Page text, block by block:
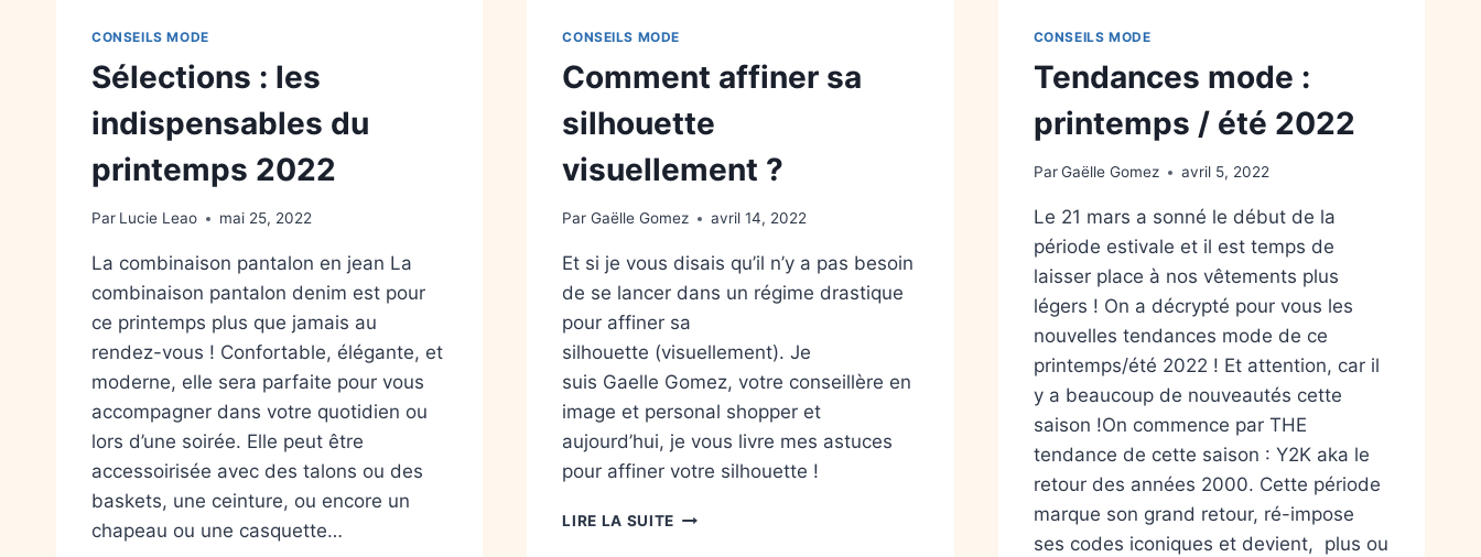
CONSEILS MODE
Sélections : les
indispensables du
printemps 2022
Par Lucie Leao mai 25, 2022
La combinaison pantalon en jean La
combinaison pantalon denim est pour
ce printemps plus que jamais au
rendez-vous ! Confortable, élégante, et
moderne, elle sera parfaite pour vous
accompagner dans votre quotidien ou
lors d’une soirée. Elle peut être
accessoirisée avec des talons ou des
baskets, une ceinture, ou encore un
chapeau ou une casquette…
CONSEILS MODE
Comment affiner sa
silhouette
visuellement ?
Par Gaëlle Gomez avril 14, 2022
Et si je vous disais qu’il n’y a pas besoin
de se lancer dans un régime drastique
pour affiner sa
silhouette (visuellement). Je
suis Gaelle Gomez, votre conseillère en
image et personal shopper et
aujourd’hui, je vous livre mes astuces
pour affiner votre silhouette !
LIRE LA SUITE
CONSEILS MODE
Tendances mode :
printemps / été 2022
Par Gaëlle Gomez avril 5, 2022
Le 21 mars a sonné le début de la
période estivale et il est temps de
laisser place à nos vêtements plus
légers ! On a décrypté pour vous les
nouvelles tendances mode de ce
printemps/été 2022 ! Et attention, car il
y a beaucoup de nouveautés cette
saison !On commence par THE
tendance de cette saison : Y2K aka le
retour des années 2000. Cette période
marque son grand retour, ré-impose
ses codes iconiques et devient, plus ou